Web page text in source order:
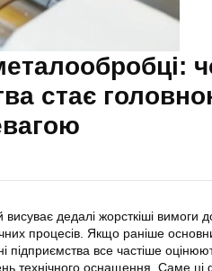
стає
дедалі жорсткіші вимоги
процесів. Якщо раніше
підприємства все частіше
технічного оснащення. Саме